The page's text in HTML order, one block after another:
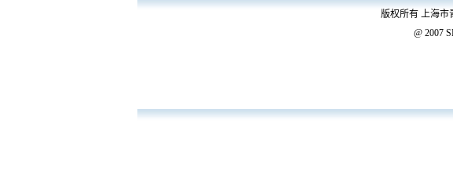
版权所有 上海
@ 2007